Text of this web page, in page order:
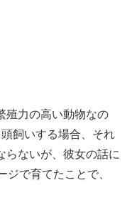
殖力の高い動物なの
飼いする場合、それ
らないが、彼女の話に
ジで育てたことで、